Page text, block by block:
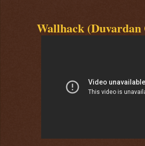
Wallhack (Duvardan